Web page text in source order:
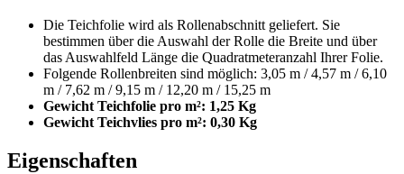
Die Teichfolie wird als Rollenabschnitt geliefert. Sie
bestimmen über die Auswahl der Rolle die Breite und über
das Auswahlfeld Länge die Quadratmeteranzahl Ihrer Folie.
Folgende Rollenbreiten sind möglich: 3,05 m / 4,57 m / 6,10
m / 7,62 m / 9,15 m / 12,20 m / 15,25 m
Gewicht Teichfolie pro m²: 1,25 Kg
Gewicht Teichvlies pro m²: 0,30 Kg
Eigenschaften